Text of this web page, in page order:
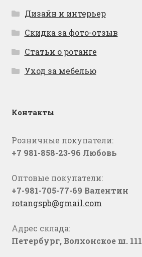
Дизайн и интерьер
Скидка за фото-отзыв
Статьи о ротанге
Уход за мебелью
Контакты
Розничные покупатели:
+7 981-858-23-96 Любовь
Оптовые покупатели:
+7-981-705-77-69 Валентин
rotangspb@gmail.com
Адрес склада:
Петербург, Волхонское ш. 111